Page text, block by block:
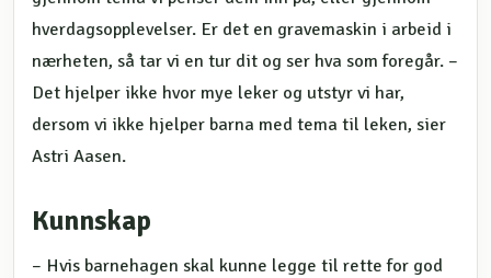
hverdagsopplevelser. Er det en gravemaskin i arbeid i
nærheten, så tar vi en tur dit og ser hva som foregår. –
Det hjelper ikke hvor mye leker og utstyr vi har,
dersom vi ikke hjelper barna med tema til leken, sier
Astri Aasen.
Kunnskap
– Hvis barnehagen skal kunne legge til rette for god